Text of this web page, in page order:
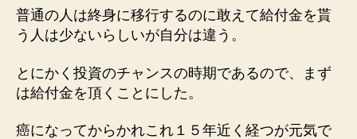
普通の人は終身に移行するのに敢えて給付金を貰
う人は少ないらしいが自分は違う。
とにかく投資のチャンスの時期であるので、まず
は給付金を頂くことにした。
癌になってからかれこれ１５年近く経つが元気で